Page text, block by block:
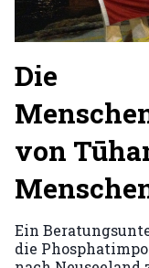
Die
von
Ein
die